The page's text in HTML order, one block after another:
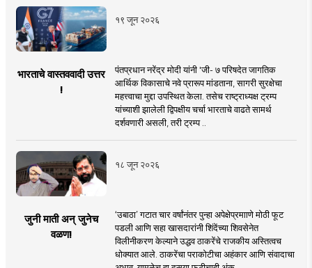
१९ जून २०२६
भारताचे वास्तववादी उत्तर
!
पंतप्रधान नरेंद्र मोदी यांनी 'जी- ७ परिषदेत जागतिक
आर्थिक विकासाचे नवे प्रारूप मांडताना, सागरी सुरक्षेचा
महत्त्वाचा मुद्दा उपस्थित केला. तसेच राष्ट्राध्यक्ष ट्रम्प
यांच्याशी झालेली द्विपक्षीय चर्चा भारताचे वाढते सामर्थ
दर्शवणारी असली, तरी ट्रम्प ..
१८ जून २०२६
जुनी माती अन् जुनेच
वळण!
‘उबाठा’ गटात चार वर्षांनंतर पुन्हा अपेक्षेप्रमााणे मोठी फूट
पडली आणि सहा खासदारांनी शिंदेंच्या शिवसेनेत
विलीनीकरण केल्याने उद्धव ठाकरेंचे राजकीय अस्तित्वच
धोक्यात आले. ठाकरेंचा पराकोटीचा अहंकार आणि संवादाचा